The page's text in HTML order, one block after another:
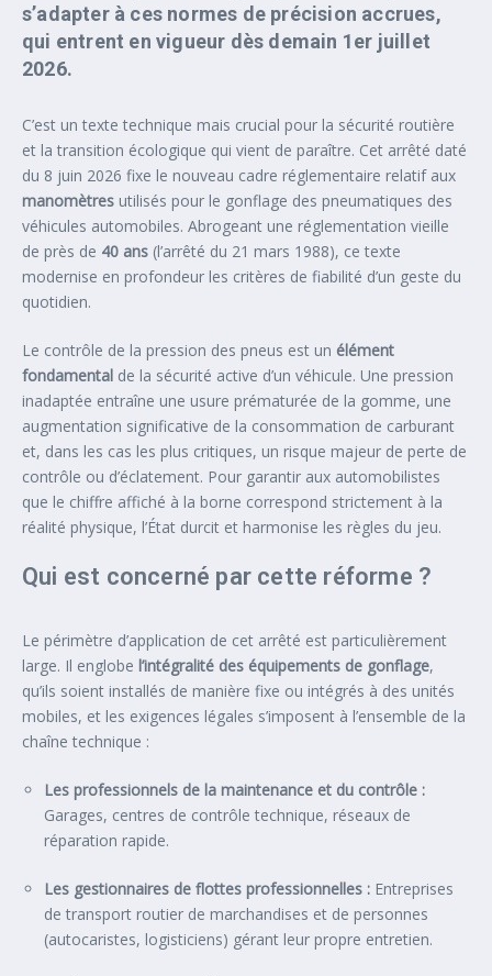
s’adapter à ces normes de précision accrues,
qui entrent en vigueur dès demain 1er juillet
2026.
C’est un texte technique mais crucial pour la sécurité routière
et la transition écologique qui vient de paraître. Cet arrêté daté
du 8 juin 2026 fixe le nouveau cadre réglementaire relatif aux
manomètres utilisés pour le gonflage des pneumatiques des
véhicules automobiles. Abrogeant une réglementation vieille
de près de 40 ans (l’arrêté du 21 mars 1988), ce texte
modernise en profondeur les critères de fiabilité d’un geste du
quotidien.
Le contrôle de la pression des pneus est un élément
fondamental de la sécurité active d’un véhicule. Une pression
inadaptée entraîne une usure prématurée de la gomme, une
augmentation significative de la consommation de carburant
et, dans les cas les plus critiques, un risque majeur de perte de
contrôle ou d’éclatement. Pour garantir aux automobilistes
que le chiffre affiché à la borne correspond strictement à la
réalité physique, l’État durcit et harmonise les règles du jeu.
Qui est concerné par cette réforme ?
Le périmètre d’application de cet arrêté est particulièrement
large. Il englobe l’intégralité des équipements de gonflage,
qu’ils soient installés de manière fixe ou intégrés à des unités
mobiles, et les exigences légales s’imposent à l’ensemble de la
chaîne technique :
Les professionnels de la maintenance et du contrôle :
Garages, centres de contrôle technique, réseaux de
réparation rapide.
Les gestionnaires de flottes professionnelles : Entreprises
de transport routier de marchandises et de personnes
(autocaristes, logisticiens) gérant leur propre entretien.